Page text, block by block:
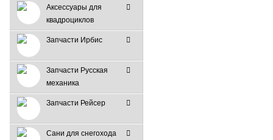
Аксессуары для
квадроциклов
Запчасти Ирбис
Запчасти Русская
механика
Запчасти Рейсер
Сани для снегохода